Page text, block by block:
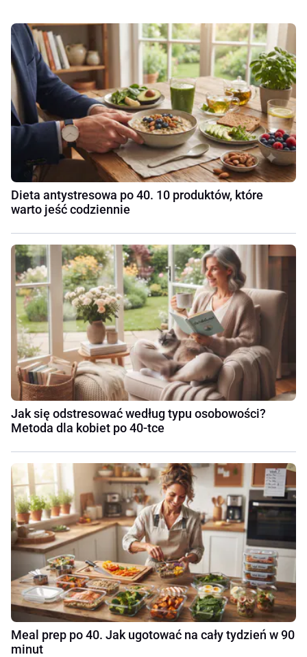
Dieta antystresowa po 40. 10 produktów, które
warto jeść codziennie
Jak się odstresować według typu osobowości?
Metoda dla kobiet po 40-tce
Meal prep po 40. Jak ugotować na cały tydzień w 90
minut